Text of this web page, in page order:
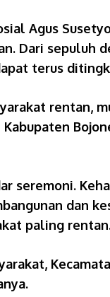
Agus
Dari sepuluh
terus
rentan,
seremoni.
dan
paling